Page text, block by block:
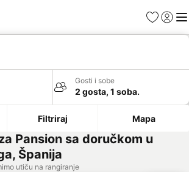
FavoritiPrijavi
Gosti i sobe
2 gosta, 1 soba.
Filtriraj Mapa
Pansion sa doručkom u
Španija
utiču na rangiranje